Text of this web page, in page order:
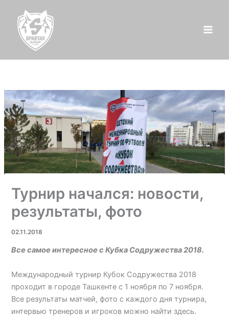
содержимому
Турнир начался: новости,
результаты, фото
02.11.2018
Все самое интересное с Кубка Содружества 2018.
Международный турнир Кубок Содружества 2018
проходит в городе Ташкенте с 1 ноября по 7 ноября.
Все результаты матчей, фото с каждого дня турнира,
интервью тренеров и игроков можно найти здесь.